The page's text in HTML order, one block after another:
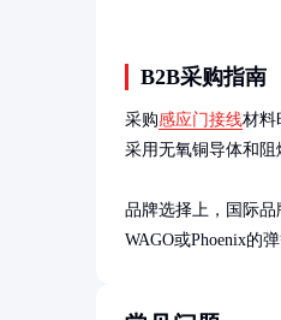
B2B采购指南
采购感应门接线材料
采用无氧铜导体和阻
品牌选择上，国际
WAGO或Phoenix的